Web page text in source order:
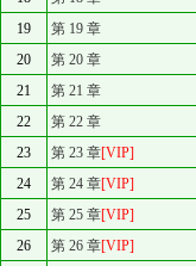
19
第 19 章
20
第 20 章
21
第 21 章
22
第 22 章
23
第 23 章[VIP]
24
第 24 章[VIP]
25
第 25 章[VIP]
26
第 26 章[VIP]